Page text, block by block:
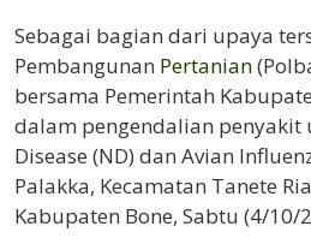
Sebagai bagian dari upaya
Pembangunan Pertanian
bersama Pemerintah
dalam pengendalian penyakit
Disease (ND) dan Avian
Palakka, Kecamatan Tanete
Kabupaten Bone, Sabtu (4/10/